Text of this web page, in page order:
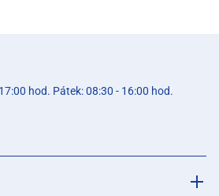
hod. Pátek: 08:30 - 16:00 hod.